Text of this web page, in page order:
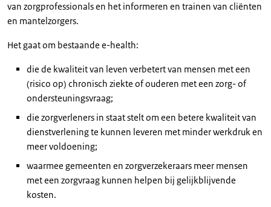
van zorgprofessionals en het informeren en trainen van cliënten
en mantelzorgers.
Het gaat om bestaande e-health:
die de kwaliteit van leven verbetert van mensen met een
(risico op) chronisch ziekte of ouderen met een zorg- of
ondersteuningsvraag;
die zorgverleners in staat stelt om een betere kwaliteit van
dienstverlening te kunnen leveren met minder werkdruk en
meer voldoening;
waarmee gemeenten en zorgverzekeraars meer mensen
met een zorgvraag kunnen helpen bij gelijkblijvende
kosten.